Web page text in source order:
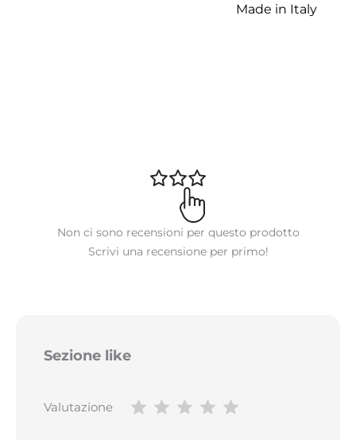
Made in Italy
Non ci sono recensioni per questo prodotto
Scrivi una recensione per primo!
Sezione like
Valutazione